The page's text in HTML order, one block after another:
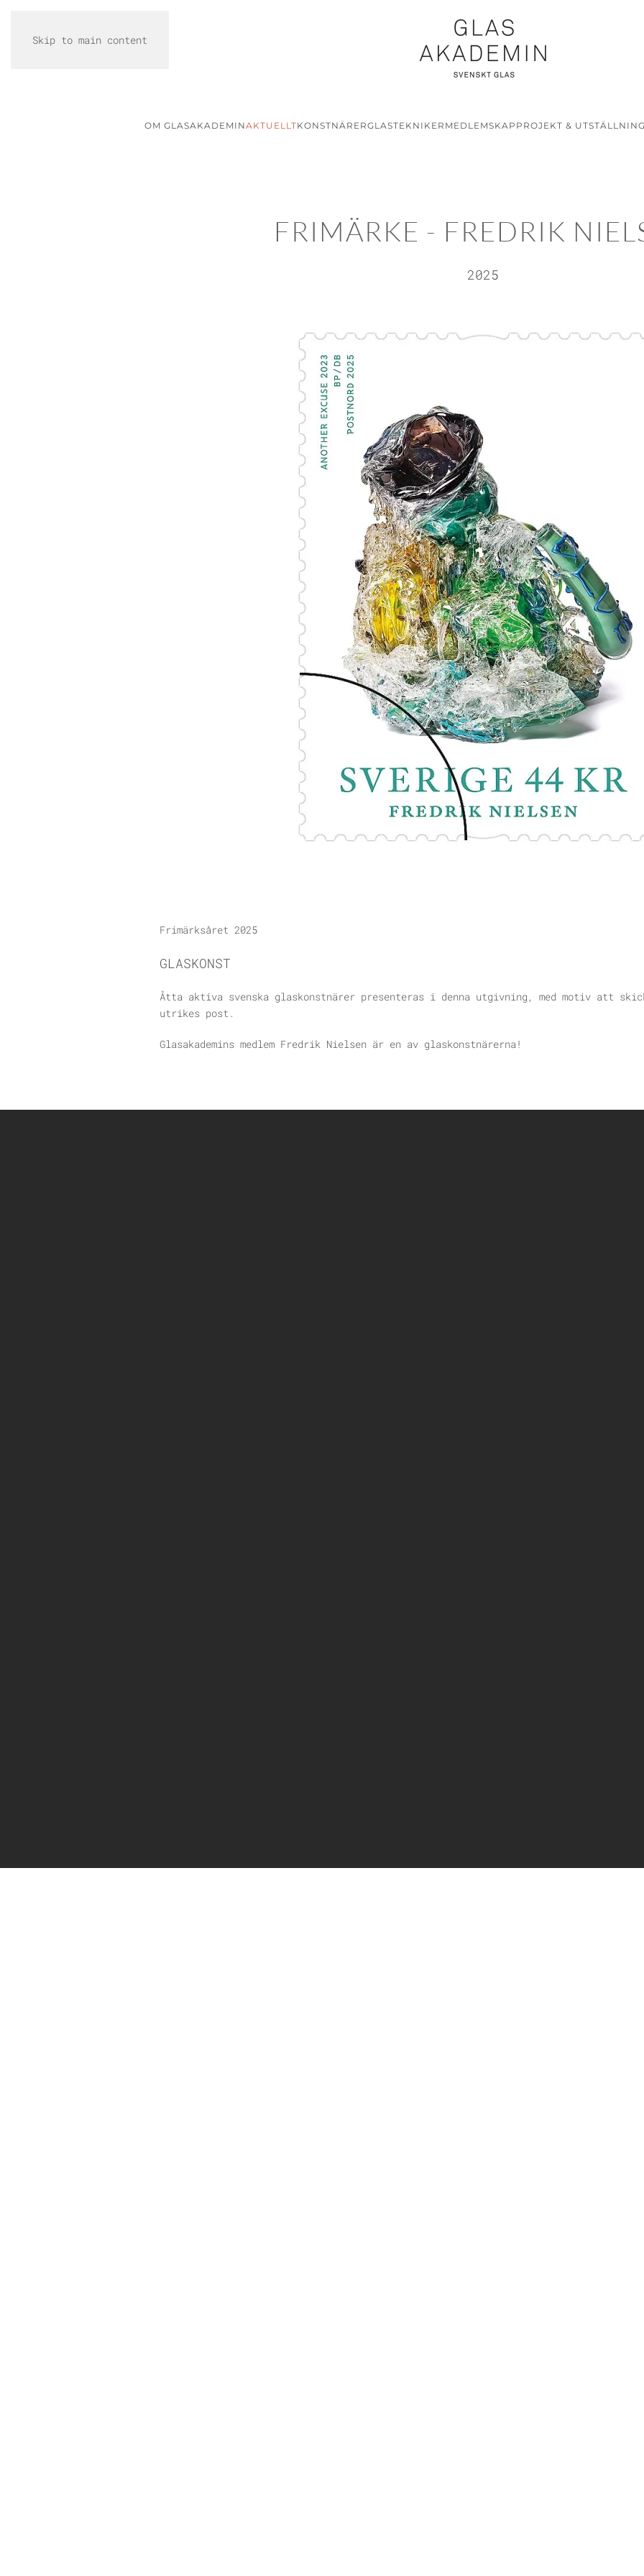
Skip to main content
OM GLASAKADEMINAKTUELLTKONSTNÄRERGLASTEKNIKER MEDLEMSKAP PROJEKT &
FRIMÄRKE - FREDRIK
2025
Frimärksåret 2025
GLASKONST
Åtta aktiva svenska glaskonstnärer presenteras i denna utgivning, med motiv att
utrikes post.
Glasakademins medlem Fredrik Nielsen är en av glaskonstnärerna!